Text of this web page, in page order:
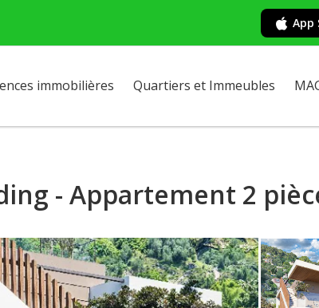
App
immobilières Quartiers et Immeubles
- Appartement 2